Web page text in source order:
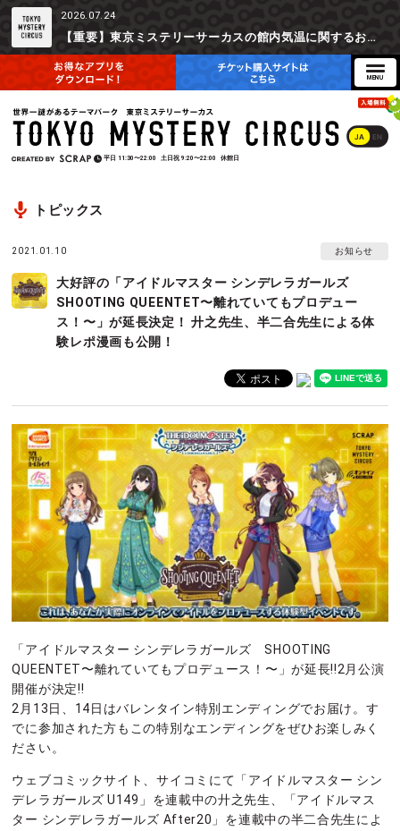
2026.07.24
【重要】東京ミステリーサーカスの館内気温に関するお詫びとご参加辞退時の返金対応について
JA EN
平日 11:30〜22:00 土日祝 9:20〜22:00 休館日
トピックス
2021.01.10 お知らせ
大好評の「アイドルマスター シンデレラガールズ
SHOOTING QUEENTET〜離れていてもプロデュー
ス！〜」が延長決定！ 廾之先生、半二合先生による体
験レポ漫画も公開！
「アイドルマスター シンデレラガールズ SHOOTING
QUEENTET〜離れていてもプロデュース！〜」が延長!!2月公演
開催が決定!!
2月13日、14日はバレンタイン特別エンディングでお届け。す
でに参加された方もこの特別なエンディングをぜひお楽しみく
ださい。
ウェブコミックサイト、サイコミにて「アイドルマスター シン
デレラガールズ U149」を連載中の廾之先生、「アイドルマス
ター シンデレラガールズ After20」を連載中の半二合先生によ